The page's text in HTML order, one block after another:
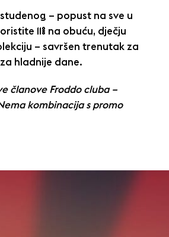
studenog – popust na sve u
11% na obuću, dječju
– savršen trenutak za
hladnije dane.
članove Froddo cluba –
kombinacija s promo